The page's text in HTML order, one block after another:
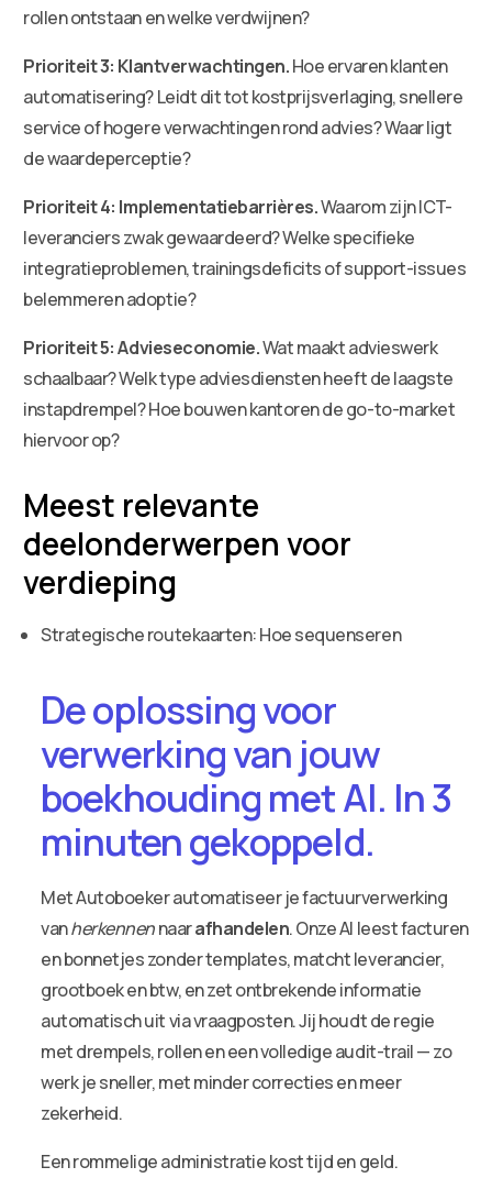
rollen ontstaan en welke verdwijnen?
Prioriteit 3: Klantverwachtingen.Hoe ervaren klanten
automatisering? Leidt dit tot kostprijsverlaging, snellere
service of hogere verwachtingen rond advies? Waar ligt
de waardeperceptie?
Prioriteit 4: Implementatiebarrières.Waarom zijn ICT-
leveranciers zwak gewaardeerd? Welke specifieke
integratieproblemen, trainingsdeficits of support-issues
belemmeren adoptie?
Prioriteit 5: Advieseconomie.Wat maakt advieswerk
schaalbaar? Welk type adviesdiensten heeft de laagste
instapdrempel? Hoe bouwen kantoren de go-to-market
hiervoor op?
Meest relevante
deelonderwerpen voor
verdieping
Strategische routekaarten: Hoe sequenseren
De oplossing voor
verwerking van jouw
boekhouding met AI. In 3
minuten gekoppeld.
Met Autoboeker automatiseer je factuurverwerking
vanherkennennaarafhandelen. Onze AI leest facturen
en bonnetjes zonder templates, matcht leverancier,
grootboek en btw, en zet ontbrekende informatie
automatisch uit via vraagposten. Jij houdt de regie
met drempels, rollen en een volledige audit-trail — zo
werk je sneller, met minder correcties en meer
zekerheid.
Een rommelige administratie kost tijd en geld.